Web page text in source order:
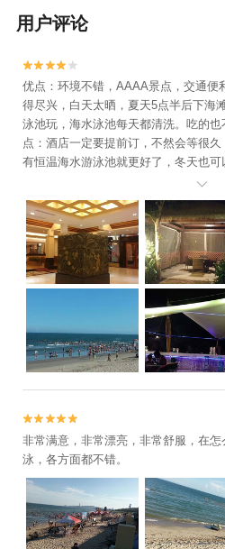
用户评论


优点：环境不错，AAAA景点，交通便
得尽兴，白天太晒，夏天5点半后下海
泳池玩，海水泳池每天都清洗。吃的
点：酒店一定要提前订，不然会等很
有恒温海水游泳池就更好了，冬天也



非常满意，非常漂亮，非常舒服，在
泳，各方面都不错。